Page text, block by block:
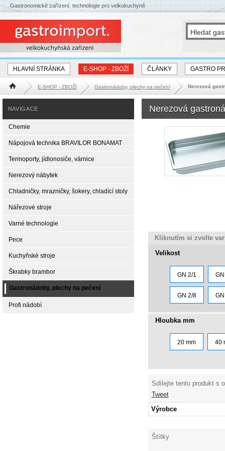
HLAVNÍ STRÁNKA E-SHOP - ZBOŽÍ ČLÁNKY GASTRO
Hlavní stránka E-SHOP - ZBOŽÍ Gastronádoby, plechy na pečení Nerezová
Nerezová
Kliknutím si zvolte
Velikost
GN 2/1
GN 2/8
Hloubka mm
20 mm 40
Sdílejte tento produkt s
Tweet
Výrobce
Štítky
NAVIGACE
Chemie
Nápojová technika BRAVILOR BONAMAT
Termoporty, jídlonosiče, várnice
Nerezový nábytek
Chladničky, mrazničky, šokery, chladící stoly
Nářezové stroje
Varné technologie
Pece
Kuchyňské stroje
Škrabky brambor
Gastronádoby, plechy na pečení
Profi nádobí
Gastronomické zařízení, technologie pro velkokuchyně